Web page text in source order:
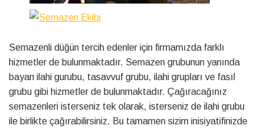
Semazenli düğün tercih edenler için firmamızda farklı
hizmetler de bulunmaktadır. Semazen grubunun yanında
bayan ilahi gurubu, tasavvuf grubu, ilahi grupları ve fasıl
grubu gibi hizmetler de bulunmaktadır. Çağıracağınız
semazenleri isterseniz tek olarak, isterseniz de ilahi grubu
ile birlikte çağırabilirsiniz. Bu tamamen sizim inisiyatifinizde